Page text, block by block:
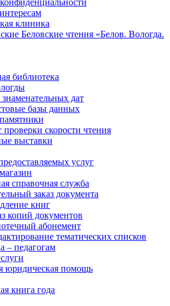
клиника
Беловские чтения «Белов. Вологда.
библиотека
дат
базы данных
проверки скорости чтения
выставки
услуг
справочная служба
заказ документа
книг
копий документов
абонемент
тематических списков
– педагогам
юридическая помощь
книга года